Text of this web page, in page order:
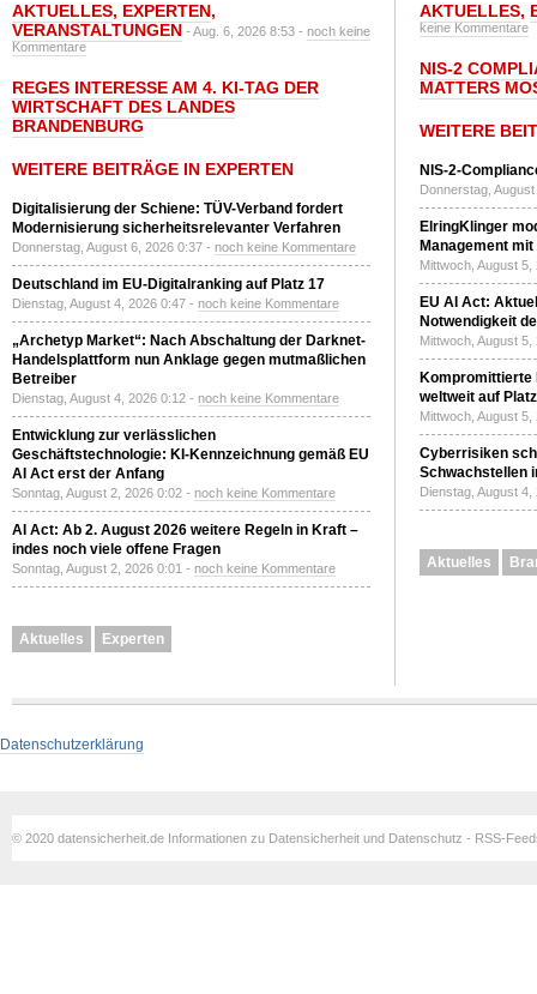
AKTUELLES, EXPERTEN,
VERANSTALTUNGEN - Aug. 6, 2026 8:53 - noch keine
Kommentare
REGES INTERESSE AM 4. KI-TAG DER
WIRTSCHAFT DES LANDES
BRANDENBURG
WEITERE BEITRÄGE IN EXPERTEN
Digitalisierung der Schiene: TÜV-Verband fordert
Modernisierung sicherheitsrelevanter Verfahren
Donnerstag, August 6, 2026 0:37 - noch keine Kommentare
Deutschland im EU-Digitalranking auf Platz 17
Dienstag, August 4, 2026 0:47 - noch keine Kommentare
„Archetyp Market“: Nach Abschaltung der Darknet-
Handelsplattform nun Anklage gegen mutmaßlichen
Betreiber
Dienstag, August 4, 2026 0:12 - noch keine Kommentare
Entwicklung zur verlässlichen
Geschäftstechnologie: KI-Kennzeichnung gemäß EU
AI Act erst der Anfang
Sonntag, August 2, 2026 0:02 - noch keine Kommentare
AI Act: Ab 2. August 2026 weitere Regeln in Kraft –
indes noch viele offene Fragen
Sonntag, August 2, 2026 0:01 - noch keine Kommentare
Aktuelles Experten
AKTUELLES,
keine Kommentare
NIS-2
MATTERS
WEITERE
NIS-2-
Donnerstag,
ElringKlinger
Management
Mittwoch, August
EU AI Act:
Notwendigkeit
Mittwoch, August
Kompromittierte
weltweit auf
Mittwoch, August
Cyberrisiken
Schwachstellen
Dienstag, August
Aktuelles
Datenschutzerklärung
© 2020 datensicherheit.de Informationen zu Datensicherheit und Datenschutz - RSS-